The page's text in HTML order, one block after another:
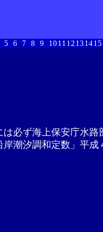
5 6 7 8 9 10 11 12 13 1415
必ず海上保安庁水路
潮汐調和定数」平成